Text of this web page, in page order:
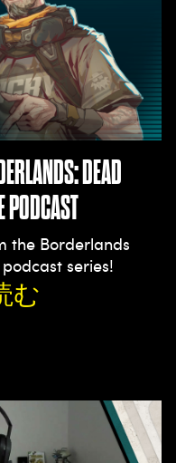
DEAD
PODCAST
the Borderlands
series!
む